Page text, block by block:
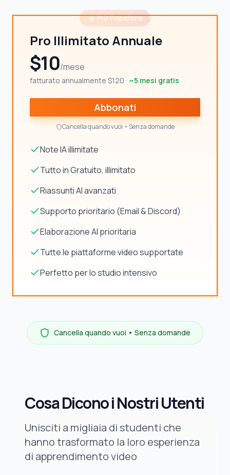
🔥 Più Popolare
Pro Illimitato Annuale
$10/mese
fatturato annualmente $120 · ~5 mesi gratis
Abbonati
Cancella quando vuoi • Senza domande
Note IA illimitate
Tutto in Gratuito, illimitato
Riassunti AI avanzati
Supporto prioritario (Email & Discord)
Elaborazione AI prioritaria
Tutte le piattaforme video supportate
Perfetto per lo studio intensivo
Cancella quando vuoi • Senza domande
Cosa Dicono i Nostri Utenti
Unisciti a migliaia di studenti che
hanno trasformato la loro esperienza
di apprendimento video